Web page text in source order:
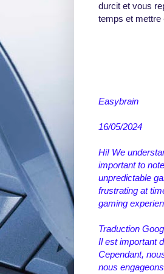
durcit et vous
temps et mettre
Easybrain
16/05/2024
Hi! We
important to
unpredictable
frustrating at
gaming
Traduction
Il est important
Cependant,
nous